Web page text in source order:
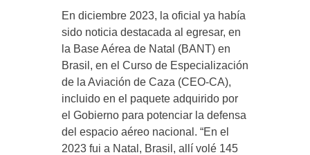
En diciembre 2023, la oficial ya había
sido noticia destacada al egresar, en
la Base Aérea de Natal (BANT) en
Brasil, en el Curso de Especialización
de la Aviación de Caza (CEO-CA),
incluido en el paquete adquirido por
el Gobierno para potenciar la defensa
del espacio aéreo nacional. “En el
2023 fui a Natal, Brasil, allí volé 145